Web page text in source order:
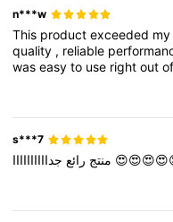
n***w
This productexceeded
quality , reliable
waseasyto use rightout
anyoneconsidering
s***7
منتج رائع